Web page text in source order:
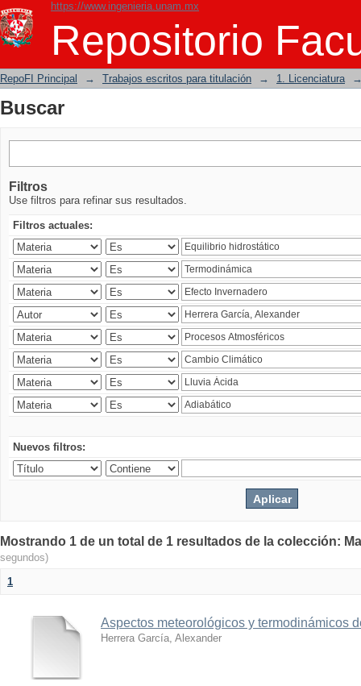
https://www.ingenieria.unam.mx
Repositorio
Buscar
RepoFI Principal → Trabajos escritos para titulación → 1. Licenciatura
Buscar
Filtros
Use filtros para refinar sus resultados.
Filtros actuales:
Nuevos filtros:
Mostrando 1 de un total de 1 resultados de la colección:
segundos)
1
Aspectos meteorológicos y termodinámicos
Herrera García, Alexander